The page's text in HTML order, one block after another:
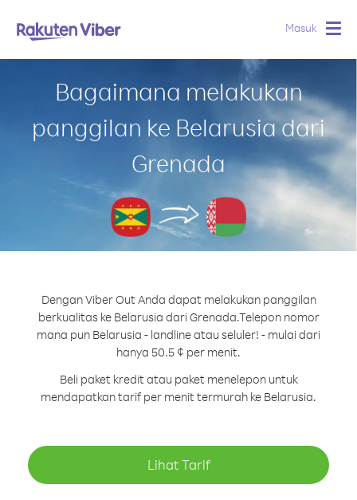
Masuk
Bagaimana melakukan
panggilan ke Belarusia dari
Grenada
Dengan Viber Out Anda dapat melakukan panggilan
berkualitas ke Belarusia dari Grenada.Telepon nomor
mana pun Belarusia - landline atau seluler! - mulai dari
hanya 50.5 ¢ per menit.
Beli paket kredit atau paket menelepon untuk
mendapatkan tarif per menit termurah ke Belarusia.
Lihat Tarif